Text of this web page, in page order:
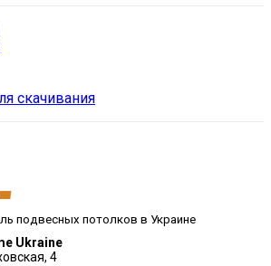
скачивания
подвесных потолков в Украине
Ukraine
4